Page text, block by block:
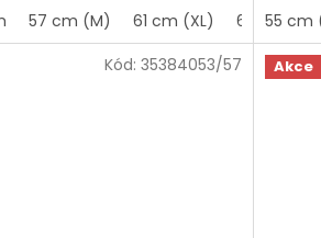
57 cm (M) 61 cm (XL) 62 cm55 cm
Kód: 35384053/57 Akce